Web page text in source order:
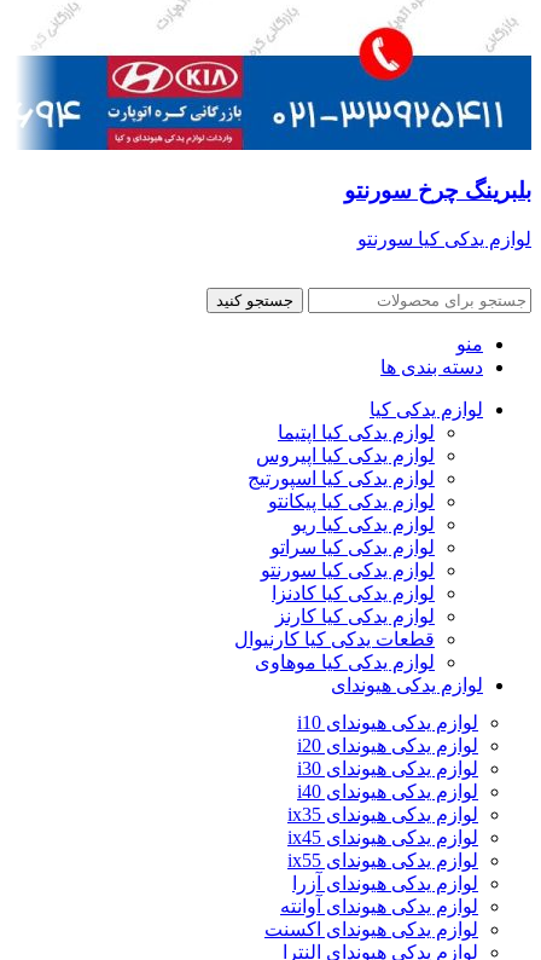
بلبرینگ چرخ سورنتو
لوازم یدکی کیا سورنتو
جستجو کنید
منو
دسته بندی ها
لوازم یدکی کیا
لوازم یدکی کیا اپتیما
لوازم یدکی کیا اپیروس
لوازم یدکی کیا اسپورتیج
لوازم یدکی کیا پیکانتو
لوازم یدکی کیا ریو
لوازم یدکی کیا سراتو
لوازم یدکی کیا سورنتو
لوازم یدکی کیا کادنزا
لوازم یدکی کیا کارنز
قطعات یدکی کیا کارنیوال
لوازم یدکی کیا موهاوی
لوازم یدکی هیوندای
لوازم یدکی هیوندای i10
لوازم یدکی هیوندای i20
لوازم یدکی هیوندای i30
لوازم یدکی هیوندای i40
لوازم یدکی هیوندای ix35
لوازم یدکی هیوندای ix45
لوازم یدکی هیوندای ix55
لوازم یدکی هیوندای آزرا
لوازم یدکی هیوندای آوانته
لوازم یدکی هیوندای اکسنت
لوازم یدکی هیوندای النترا